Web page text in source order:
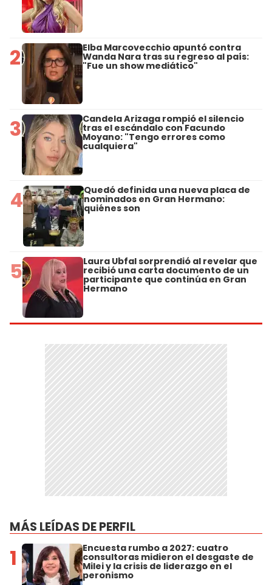
2 Elba Marcovecchio apuntó contra
Wanda Nara tras su regreso al país:
"Fue un show mediático"
3 Candela Arizaga rompió el silencio
tras el escándalo con Facundo
Moyano: "Tengo errores como
cualquiera"
4 Quedó definida una nueva placa de
nominados en Gran Hermano:
quiénes son
5 Laura Ubfal sorprendió al revelar que
recibió una carta documento de un
participante que continúa en Gran
Hermano
MÁS LEÍDAS DE PERFIL
1 Encuesta rumbo a 2027: cuatro
consultoras midieron el desgaste de
Milei y la crisis de liderazgo en el
peronismo